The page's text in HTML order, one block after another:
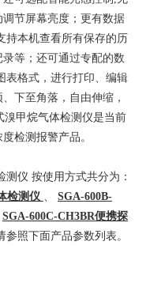
节屏幕亮度；更有数据
持本机查看所有保存的历
等；还可通过专配的数
表格式，进行打印、编辑
下至角落，自由伸缩，
溴甲烷气体检测仪是当前
检测报警产品。
测仪 按使用方式共分为：
检测仪 、
SGA-600B-
SGA-600C-CH3BR便携探
参照下面产品参数列表。